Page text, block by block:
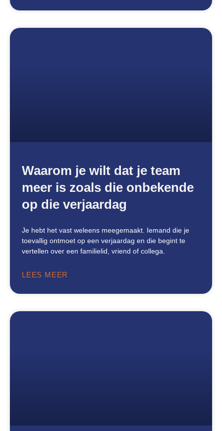
Waarom je wilt dat je team
meer is zoals die onbekende
op die verjaardag
Je hebt het vast weleens meegemaakt. Iemand die je
toevallig ontmoet op een verjaardag en die begint te
vertellen over een familielid, vriend of collega.
LEES MEER